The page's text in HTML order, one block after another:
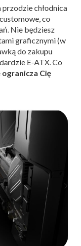
przodzie chłodnica
co
Nie będziesz
graficznymi (w
do zakupu
E-ATX. Co
ogranicza Cię